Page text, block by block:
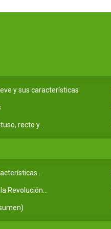
y sus características
recto y...
Revolución...